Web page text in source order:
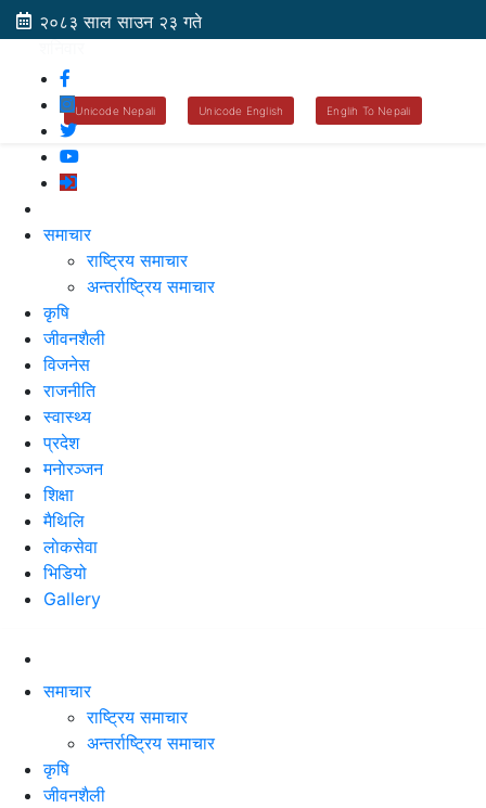
२०८३ साल साउन २३ गते
Unicode Nepali Unicode English Englih To Nepali
समाचार
राष्ट्रिय समाचार
अन्तर्राष्ट्रिय समाचार
कृषि
जीवनशैली
विजनेस
राजनीति
स्वास्थ्य
प्रदेश
मनाेरञ्जन
शिक्षा
मैथिलि
लाेकसेवा
भिडियो
Gallery
समाचार
राष्ट्रिय समाचार
अन्तर्राष्ट्रिय समाचार
कृषि
जीवनशैली